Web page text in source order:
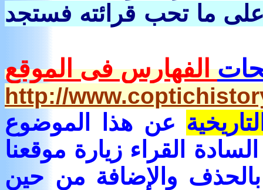
ما تحب قرائته فستجد
الفهارس فى الموقع
http://
عن هذا الموضوع
القراء زيارة موقعنا
والإضافة من حين